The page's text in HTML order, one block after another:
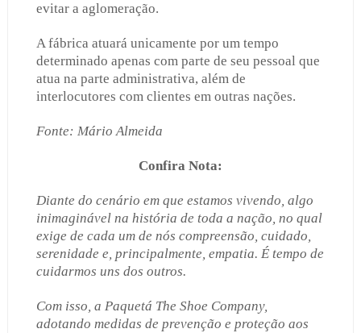
evitar a aglomeração.
A fábrica atuará unicamente por um tempo
determinado apenas com parte de seu pessoal que
atua na parte administrativa, além de
interlocutores com clientes em outras nações.
Fonte: Mário Almeida
Confira Nota:
Diante do cenário em que estamos vivendo, algo
inimaginável na história de toda a nação, no qual
exige de cada um de nós compreensão, cuidado,
serenidade e, principalmente, empatia. É tempo de
cuidarmos uns dos outros.
Com isso, a Paquetá The Shoe Company,
adotando medidas de prevenção e proteção aos